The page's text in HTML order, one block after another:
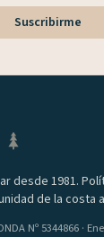
Suscribirme
desde 1981.
de la costa
Nº 5344866 ·